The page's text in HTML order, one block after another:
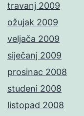
travanj 2009
ožujak 2009
veljača 2009
siječanj 2009
prosinac 2008
studeni 2008
listopad 2008